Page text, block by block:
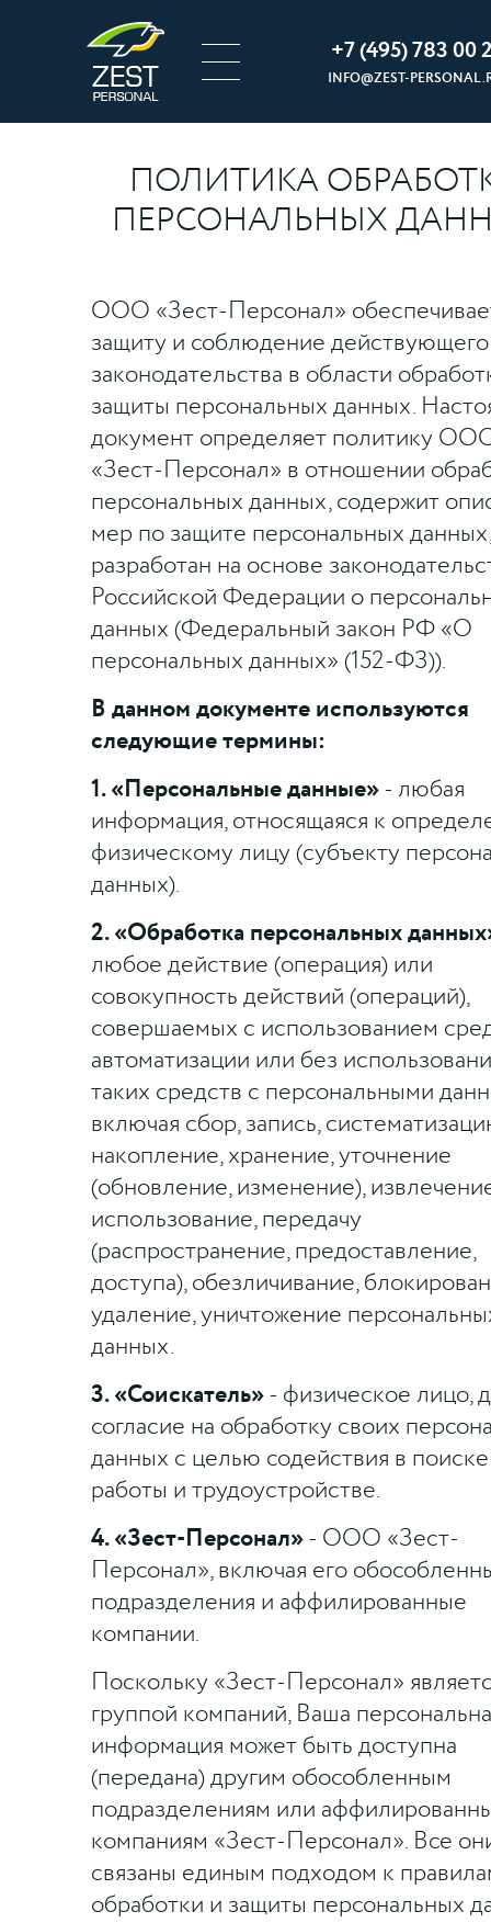
+7 (495) 783 00
INFO@ZEST-
ПОЛИТИКА
ПЕРСОНАЛЬНЫХ
ООО «Зест-Персонал»
защиту и соблюдение действующего
законодательства в области
защиты персональных данных.
документ определяет политику
«Зест-Персонал» в отношении
персональных данных, содержит
мер по защите персональных
разработан на основе
Российской Федерации о
данных (Федеральный закон РФ «О
персональных данных» (152-ФЗ)).
В данном документе используются
следующие термины:
1. «Персональные данные»- любая
информация, относящаяся к
физическому лицу (субъекту
данных).
2. «Обработка персональных
любое действие (операция) или
совокупность действий (операций),
совершаемых с использованием
автоматизации или без
таких средств с персональными
включая сбор, запись,
накопление, хранение, уточнение
(обновление, изменение),
использование, передачу
(распространение, предоставление,
доступа), обезличивание,
удаление, уничтожение
данных.
3. «Соискатель»- физическое лицо,
согласие на обработку своих
данных с целью содействия в поиске
работы и трудоустройстве.
4. «Зест-Персонал»- ООО «Зест-
Персонал», включая его
подразделения и аффилированные
компании.
Поскольку «Зест-Персонал»
группой компаний, Ваша
информация может быть доступна
(передана) другим обособленным
подразделениям или
компаниям «Зест-Персонал». Все
связаны единым подходом к
обработки и защиты персональных